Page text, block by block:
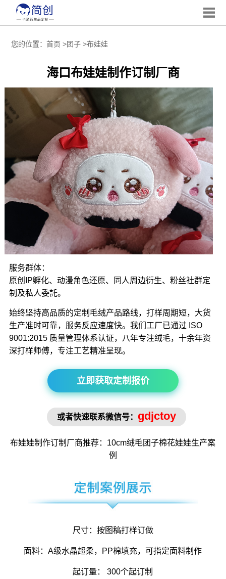
您的位置： 首页 >团子>布娃娃
海口布娃娃制作订制厂商
服务群体：
原创IP孵化、动漫角色还原、同人周边衍生、粉丝社群定
制及私人委託。
始终坚持高品质的定制毛绒产品路线，打样周期短，大货
生产准时可靠，服务反应速度快。我们工厂已通过 ISO
9001:2015 质量管理体系认证，八年专注绒毛，十余年资
深打样师傅，专注工艺精准呈现。
立即获取定制报价
或者快速联系微信号： gdjctoy
布娃娃制作订制厂商推荐：10cm绒毛团子棉花娃娃生产案
例
尺寸：按图稿打样订做
面料：A级水晶超柔，PP棉填充，可指定面料制作
起订量： 300个起订制